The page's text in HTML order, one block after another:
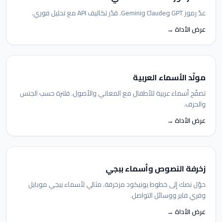
عدّ رموز GPT وClaude وGemini. قدّر تكاليف API مع تحليل فوري.
عرض الأداة →
مولّد الأسماء العربية
تصفّح أسماء عربية للأطفال مع المعاني والأصول. فلترة حسب الجنس
والحرف.
عرض الأداة →
زخرفة النصوص وأسماء ببجي
حوّل نصك إلى خطوط يونيكود مزخرفة. مثالي لأسماء ببجي موبايل
وفري فاير ووسائل التواصل.
عرض الأداة →